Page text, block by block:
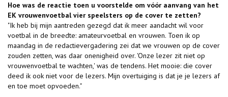
Hoe was de reactie toen u voorstelde om vóór aanvang van het
EK vrouwenvoetbal vier speelsters op de cover te zetten?
"Ik heb bij mijn aantreden gezegd dat ik meer aandacht wil voor
voetbal in de breedte: amateurvoetbal en vrouwen. Toen ik op
maandag in de redactievergadering zei dat we vrouwen op de cover
zouden zetten, was daar onenigheid over. 'Onze lezer zit niet op
vrouwen­voetbal te wachten,' was de tendens. Het mooie: die cover
deed ik ook niet voor de lezers. Mijn overtuiging is dat je je lezers af
en toe moet opvoeden."